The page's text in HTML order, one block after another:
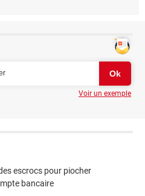
Voir un exemple
escrocs pour piocher
bancaire